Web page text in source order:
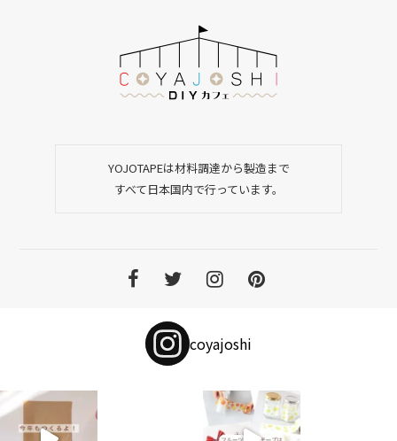
YOJOTAPEは材料調達から製造まで
すべて日本国内で行っています。
coyajoshi